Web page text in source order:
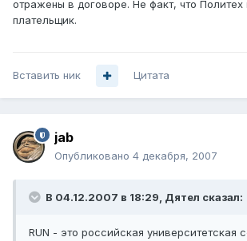
отражены в договоре. Не факт, что
плательщик.
Вставить ник Цитата
jab
Опубликовано 4 декабря, 2007
В 04.12.2007 в 18:29, Дятел сказал:
RUN - это российская университетская